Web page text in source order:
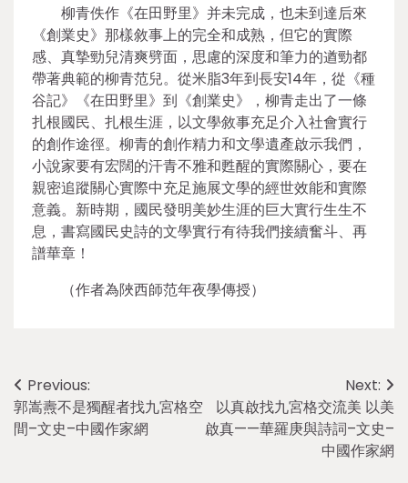
柳青佚作《在田野里》并未完成，也未到達后來
《創業史》那樣敘事上的完全和成熟，但它的實際
感、真摯勁兒清爽劈面，思慮的深度和筆力的遒勁都
帶著典範的柳青范兒。從米脂3年到長安14年，從《種
谷記》《在田野里》到《創業史》，柳青走出了一條
扎根國民、扎根生涯，以文學敘事充足介入社會實行
的創作途徑。柳青的創作精力和文學遺產啟示我們，
小說家要有宏闊的汗青不雅和甦醒的實際關心，要在
親密追蹤關心實際中充足施展文學的經世效能和實際
意義。新時期，國民發明美妙生涯的巨大實行生生不
息，書寫國民史詩的文學實行有待我們接續奮斗、再
譜華章！
（作者為陜西師范年夜學傳授）
Post
navigation
Previous:
郭嵩燾不是獨醒者找九宮格空
間–文史–中國作家網
Next:
以真啟找九宮格交流美 以美
啟真——華羅庚與詩詞–文史–
中國作家網